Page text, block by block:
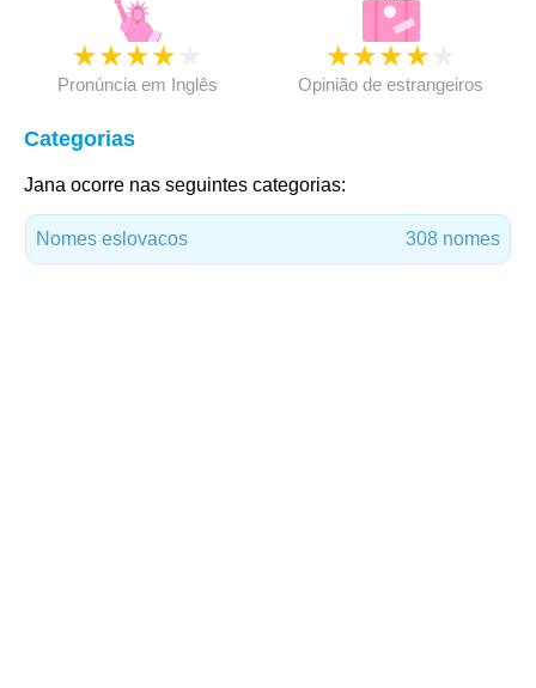
★★★★
Pronúncia em Inglês
★★★★
Opinião de estrangeiros
Categorias
Jana ocorre nas seguintes categorias:
Nomes eslovacos 308 nomes